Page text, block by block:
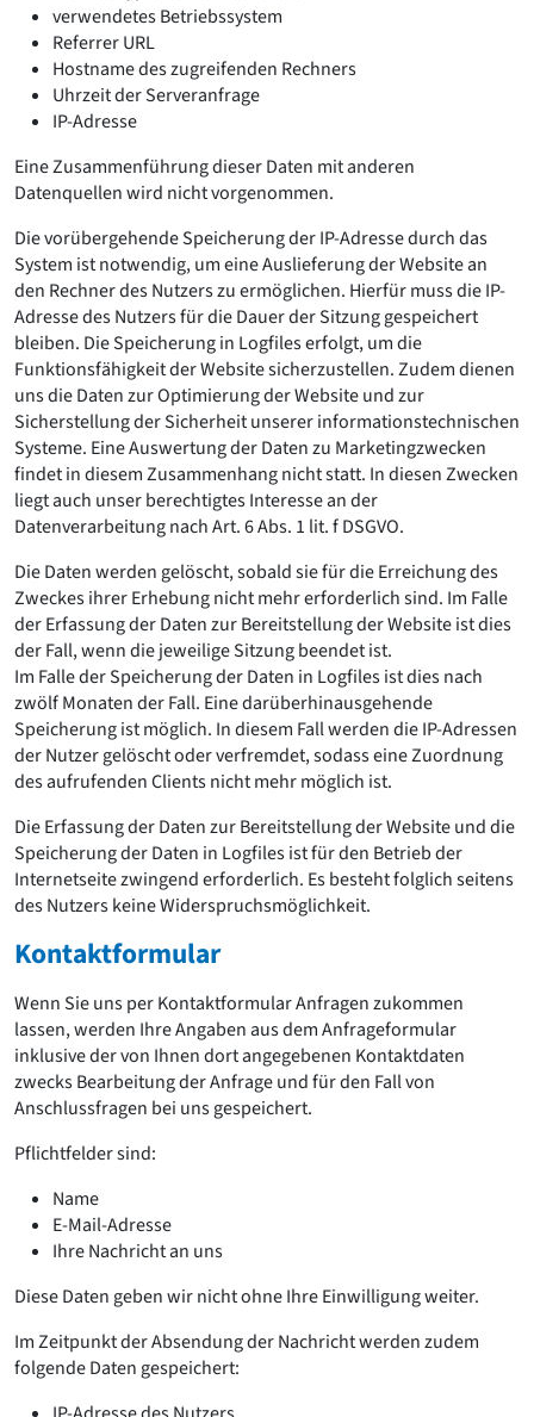
verwendetes Betriebssystem
Referrer URL
Hostname des zugreifenden Rechners
Uhrzeit der Serveranfrage
IP-Adresse
Eine Zusammenführung dieser Daten mit anderen
Datenquellen wird nicht vorgenommen.
Die vorübergehende Speicherung der IP-Adresse durch das
System ist notwendig, um eine Auslieferung der Website an
den Rechner des Nutzers zu ermöglichen. Hierfür muss die IP-
Adresse des Nutzers für die Dauer der Sitzung gespeichert
bleiben. Die Speicherung in Logfiles erfolgt, um die
Funktionsfähigkeit der Website sicherzustellen. Zudem dienen
uns die Daten zur Optimierung der Website und zur
Sicherstellung der Sicherheit unserer informationstechnischen
Systeme. Eine Auswertung der Daten zu Marketingzwecken
findet in diesem Zusammenhang nicht statt. In diesen Zwecken
liegt auch unser berechtigtes Interesse an der
Datenverarbeitung nach Art. 6 Abs. 1 lit. f DSGVO.
Die Daten werden gelöscht, sobald sie für die Erreichung des
Zweckes ihrer Erhebung nicht mehr erforderlich sind. Im Falle
der Erfassung der Daten zur Bereitstellung der Website ist dies
der Fall, wenn die jeweilige Sitzung beendet ist.
Im Falle der Speicherung der Daten in Logfiles ist dies nach
zwölf Monaten der Fall. Eine darüberhinausgehende
Speicherung ist möglich. In diesem Fall werden die IP-Adressen
der Nutzer gelöscht oder verfremdet, sodass eine Zuordnung
des aufrufenden Clients nicht mehr möglich ist.
Die Erfassung der Daten zur Bereitstellung der Website und die
Speicherung der Daten in Logfiles ist für den Betrieb der
Internetseite zwingend erforderlich. Es besteht folglich seitens
des Nutzers keine Widerspruchsmöglichkeit.
Kontaktformular
Wenn Sie uns per Kontaktformular Anfragen zukommen
lassen, werden Ihre Angaben aus dem Anfrageformular
inklusive der von Ihnen dort angegebenen Kontaktdaten
zwecks Bearbeitung der Anfrage und für den Fall von
Anschlussfragen bei uns gespeichert.
Pflichtfelder sind:
Name
E-Mail-Adresse
Ihre Nachricht an uns
Diese Daten geben wir nicht ohne Ihre Einwilligung weiter.
Im Zeitpunkt der Absendung der Nachricht werden zudem
folgende Daten gespeichert: